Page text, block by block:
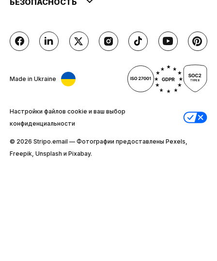
Made in Ukraine
Настройки файлов cookie и ваш выбор
конфиденциальности
© 2026 Stripо.email — Фотографии предоставлены Pexels,
Freepik, Unsplash и Pixabay.